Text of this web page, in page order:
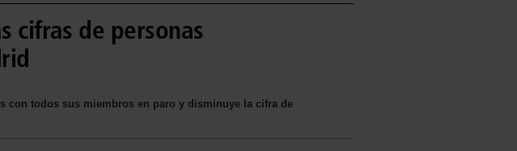
cifras de personas
con todos sus miembros en paro y disminuye la cifra de